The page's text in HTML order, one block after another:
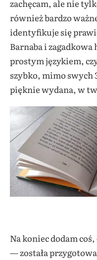
zachęcam, ale nie
również bardzo
identyfikuje się
Barnaba i
prostym językiem,
szybko, mimo swych
pięknie wydana, w
Na koniec dodam
— została